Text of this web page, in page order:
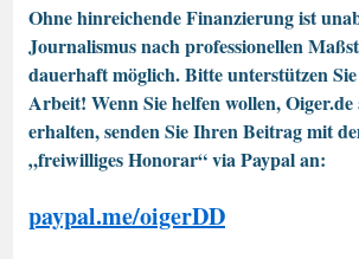
Ohne hinreichende Finanzierung ist
Journalismus nach professionellen
dauerhaft möglich. Bitte unterstützen
Arbeit! Wenn Sie helfen wollen,
erhalten, senden Sie Ihren Beitrag mit
„freiwilliges Honorar“ via Paypal an:
paypal.me/oigerDD